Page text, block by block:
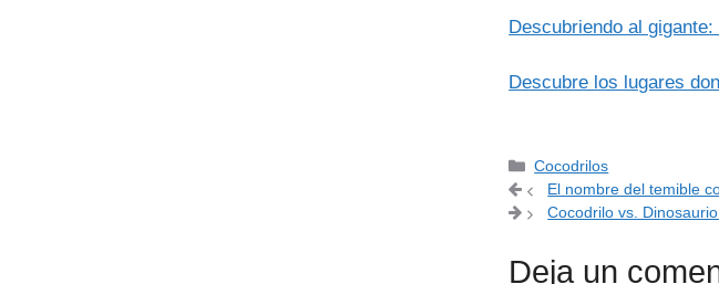
Descubriendo al
Descubre los lugares
Categorías
Cocodrilos
El nombre del temible
Cocodrilo vs.
Deja un